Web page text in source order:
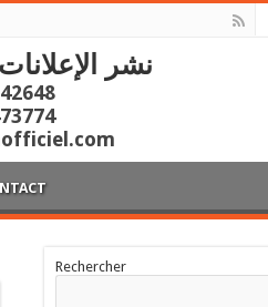
نشر
Rechercher